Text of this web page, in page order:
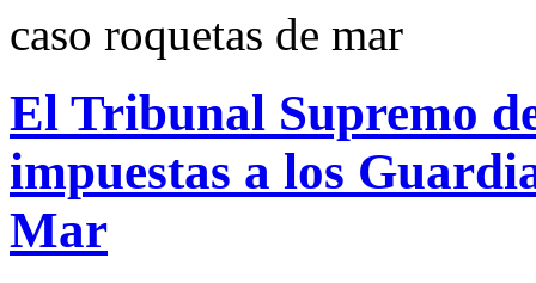
caso roquetas de mar
El Tribunal Supremo
impuestas a los
Mar